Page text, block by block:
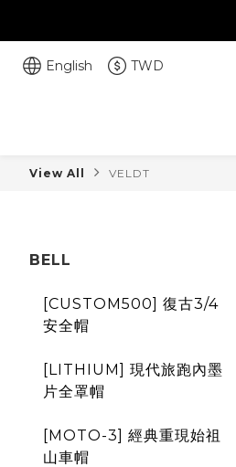
English TWD
View All VELDT
BELL
[CUSTOM500] 復古3/4
安全帽
[LITHIUM] 現代旅跑內墨
片全罩帽
[MOTO-3] 經典重現始祖
山車帽